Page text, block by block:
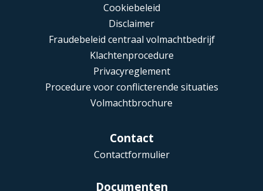
Cookiebeleid
Disclaimer
Fraudebeleid centraal volmachtbedrijf
Klachtenprocedure
Privacyreglement
Procedure voor conflicterende situaties
Volmachtbrochure
Contact
Contactformulier
Documenten